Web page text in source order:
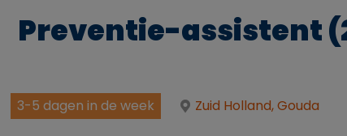
Preventie-assistent
3-5 dagen in de week Zuid Holland, Gouda